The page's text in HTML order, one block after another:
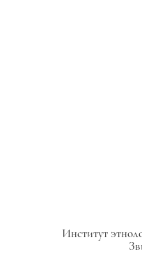
Институт